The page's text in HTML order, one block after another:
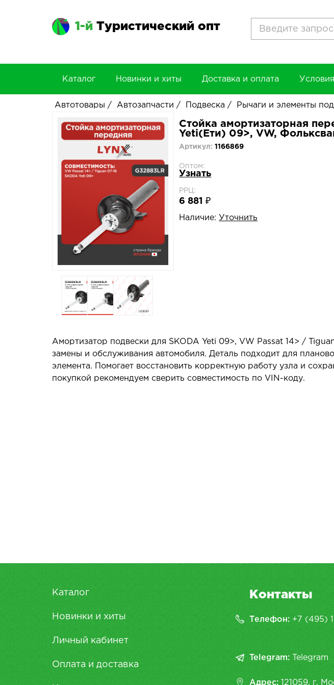
1-й Туристический опт
Каталог Новинки и хиты Доставка и оплата
Автотовары / Автозапчасти / Подвеска / Рычаги и элементы
Стойка амортизаторная
Yeti(Ети) 09>, VW,
Артикул:1166869
Оптом:
Узнать
РРЦ:
6 881 ₽
Наличие: Уточнить
Амортизатор подвески для SKODA Yeti 09>, VW Passat 14> /
замены и обслуживания автомобиля. Деталь подходит для
элемента. Помогает восстановить корректную работу узла и
покупкой рекомендуем сверить совместимость по VIN-коду.
Каталог
Новинки и хиты
Личный кабинет
Оплата и доставка
Контакты
Телефон: +7 (495)
Telegram: Telegram
Адрес: 121059, г.